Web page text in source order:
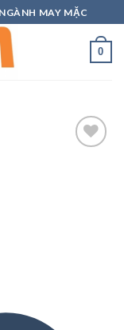
MAY MẶC
0